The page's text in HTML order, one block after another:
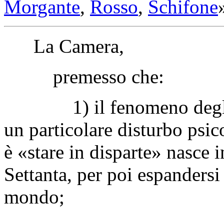
Morgante, Rosso, Schifone
La Camera,
premesso che:
1) il fenomeno
un particolare disturbo
è «stare in disparte»
Settanta, per poi
mondo;